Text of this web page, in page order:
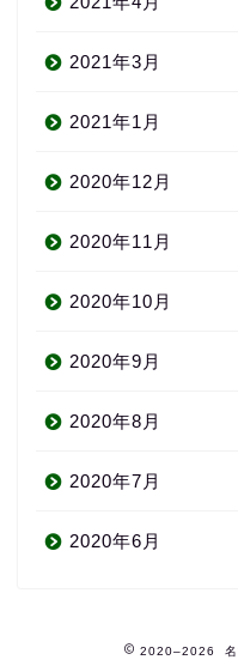
2021年3月
2021年1月
2020年12月
2020年11月
2020年10月
2020年9月
2020年8月
2020年7月
2020年6月
2020–2026 名